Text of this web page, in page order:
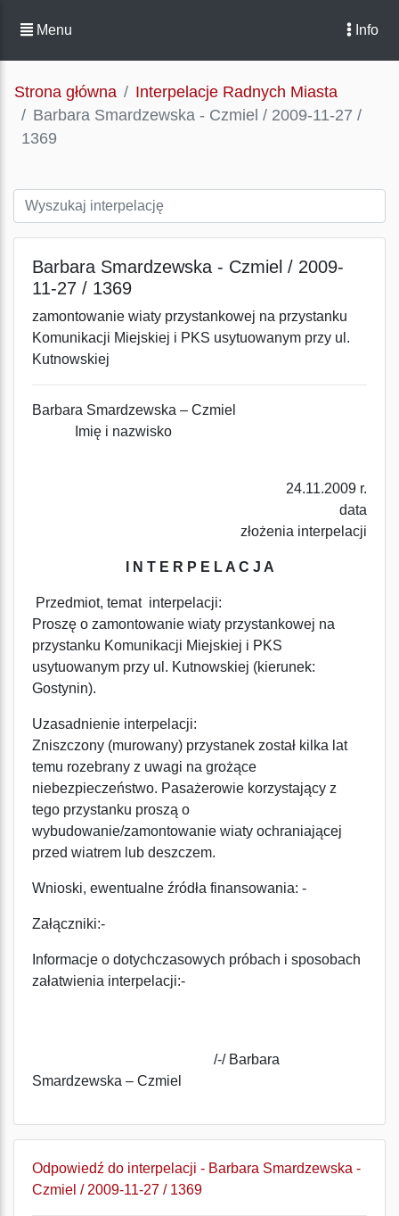
Menu Info
Strona główna
Interpelacje Radnych Miasta
Barbara Smardzewska - Czmiel / 2009-11-27 /
1369
Barbara Smardzewska - Czmiel / 2009-
11-27 / 1369
zamontowanie wiaty przystankowej na przystanku
Komunikacji Miejskiej i PKS usytuowanym przy ul.
Kutnowskiej
Barbara Smardzewska – Czmiel
Imię i nazwisko
24.11.2009 r.
data
złożenia interpelacji
I N T E R P E L A C J A
Przedmiot, temat interpelacji:
Proszę o zamontowanie wiaty przystankowej na
przystanku Komunikacji Miejskiej i PKS
usytuowanym przy ul. Kutnowskiej (kierunek:
Gostynin).
Uzasadnienie interpelacji:
Zniszczony (murowany) przystanek został kilka lat
temu rozebrany z uwagi na grożące
niebezpieczeństwo. Pasażerowie korzystający z
tego przystanku proszą o
wybudowanie/zamontowanie wiaty ochraniającej
przed wiatrem lub deszczem.
Wnioski, ewentualne źródła finansowania: -
Załączniki:-
Informacje o dotychczasowych próbach i sposobach
załatwienia interpelacji:-
/-/ Barbara
Smardzewska – Czmiel
Odpowiedź do interpelacji - Barbara Smardzewska -
Czmiel / 2009-11-27 / 1369